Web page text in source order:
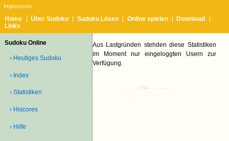
Impressum
Home Über Sudoku Sudoku Lösen Online spielen Download
Links
Sudoku Online
› Heutiges Sudoku
› Index
› Statistiken
› Hiscores
› Hilfe
Aus Lastgründen stehden diese Statistiken
im Moment nur eingeloggten Usern zur
Verfügung.